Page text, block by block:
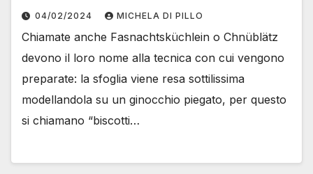
04/02/2024 MICHELA DI PILLO
Chiamate anche Fasnachtsküchlein o Chnüblätz
devono il loro nome alla tecnica con cui vengono
preparate: la sfoglia viene resa sottilissima
modellandola su un ginocchio piegato, per questo
si chiamano “biscotti…